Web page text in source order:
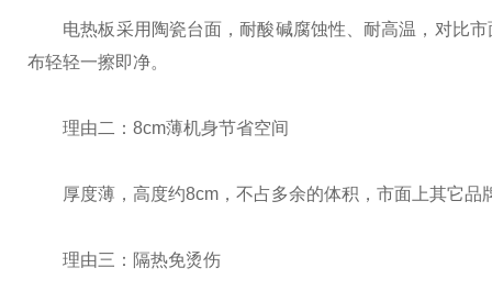
电热板采用陶瓷台面，耐酸碱腐蚀性、耐高温，对比市
布轻轻一擦即净。
理由二：8cm薄机身节省空间
厚度薄，高度约8cm，不占多余的体积，市面上其它品
理由三：隔热免烫伤